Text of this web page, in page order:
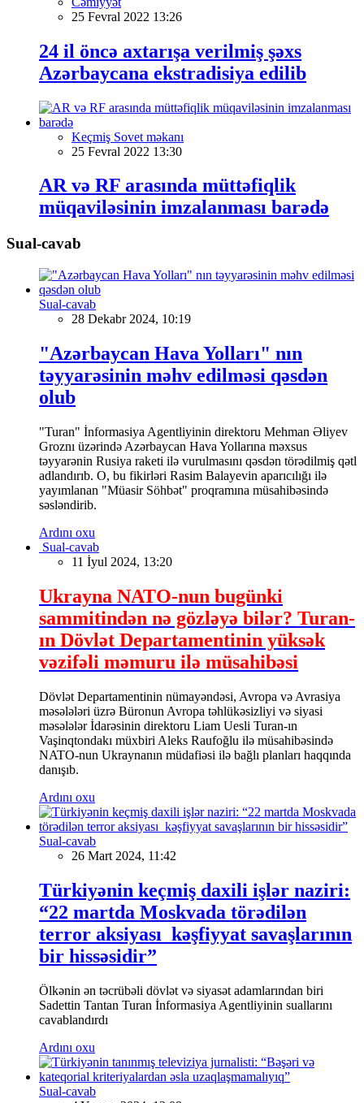
25 Fevral 2022 13:26
24 il öncə axtarışa verilmiş şəxs
Azərbaycana ekstradisiya edilib
Keçmiş Sovet məkanı
25 Fevral 2022 13:30
AR və RF arasında müttəfiqlik
müqaviləsinin imzalanması barədə
Sual-cavab
Sual-cavab
28 Dekabr 2024, 10:19
"Azərbaycan Hava Yolları" nın
təyyarəsinin məhv edilməsi qəsdən
olub
"Turan" İnformasiya Agentliyinin direktoru Mehman Əliyev
Groznı üzərində Azərbaycan Hava Yollarına məxsus
təyyarənin Rusiya raketi ilə vurulmasını qəsdən törədilmiş qətl
adlandırıb. O, bu fikirləri Rasim Balayevin aparıcılığı ilə
yayımlanan "Müasir Söhbət" proqramına müsahibəsində
səsləndirib.
Ardını oxu
Sual-cavab
11 İyul 2024, 13:20
Ukrayna NATO-nun bugünki
sammitindən nə gözləyə bilər? Turan-
ın Dövlət Departamentinin yüksək
vəzifəli məmuru ilə müsahibəsi
Dövlət Departamentinin nümayəndəsi, Avropa və Avrasiya
məsələləri üzrə Büronun Avropa təhlükəsizliyi və siyasi
məsələlər İdarəsinin direktoru Liam Uesli Turan-ın
Vaşinqtondakı müxbiri Aleks Raufoğlu ilə müsahibəsində
NATO-nun Ukraynanın müdafiəsi ilə bağlı planları haqqında
danışıb.
Ardını oxu
Sual-cavab
26 Mart 2024, 11:42
Türkiyənin keçmiş daxili işlər naziri:
“22 martda Moskvada törədilən
terror aksiyası kəşfiyyat savaşlarının
bir hissəsidir”
Ölkənin ən təcrübəli dövlət və siyasət adamlarından biri
Sadettin Tantan Turan İnformasiya Agentliyinin suallarını
cavablandırdı
Ardını oxu
Sual-cavab